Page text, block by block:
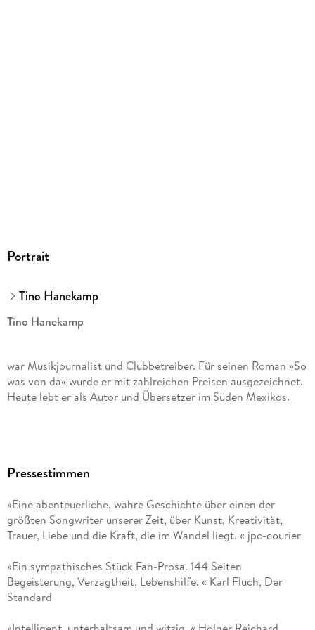
Portrait
Tino Hanekamp
Tino Hanekamp
war Musikjournalist und Clubbetreiber. Für seinen Roman »So
was von da« wurde er mit zahlreichen Preisen ausgezeichnet.
Heute lebt er als Autor und Übersetzer im Süden Mexikos.
Pressestimmen
»Eine abenteuerliche, wahre Geschichte über einen der
größten Songwriter unserer Zeit, über Kunst, Kreativität,
Trauer, Liebe und die Kraft, die im Wandel liegt. « jpc-courier
»Ein sympathisches Stück Fan-Prosa. 144 Seiten
Begeisterung, Verzagtheit, Lebenshilfe. « Karl Fluch, Der
Standard